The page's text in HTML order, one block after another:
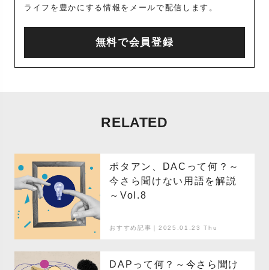
ライフを豊かにする情報をメールで配信します。
無料で会員登録
RELATED
ポタアン、DACって何？～
今さら聞けない用語を解説
～Vol.8
おすすめ記事｜2025.01.23 Thu
DAPって何？～今さら聞け